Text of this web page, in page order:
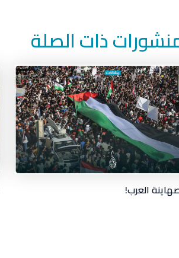
ذات الصلة
العرب!